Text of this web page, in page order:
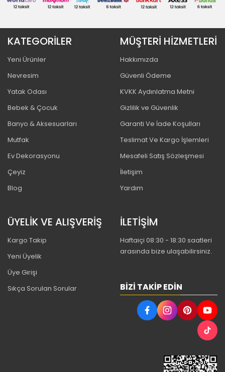
KATEGORİLER
Yeni Ürünler
Nevresim
Yatak Odası
Bebek & Çocuk
Banyo & Aksesuarları
Mutfak
Ev Dekorasyonu
Çeyiz
Blog
MÜŞTERİ HİZMETLERİ
Hakkımızda
Güvenli Ödeme
KVKK Aydınlatma Metni
Gizlilik ve Güvenlik
Garanti Ve İade Koşulları
Teslimat Ve Kargo İşlemleri
Mesafeli Satış Sözleşmesi
İletişim
Yardım
ÜYELİK VE ALIŞVERİŞ
Kargo Takip
Yeni Üyelik
Üye Girişi
Sıkça Sorulan Sorular
İLETİŞİM
Haftaiçi 08:30 - 18:30 saatleri
arasında bize ulaşabilirsiniz.
BIZI TAKIP EDIN